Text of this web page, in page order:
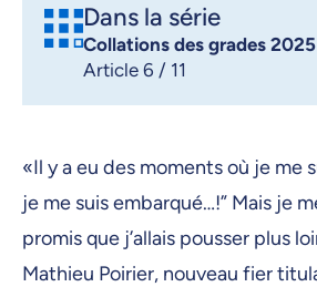
Dans la série
Collations des grades 2025
Article 6 / 11
«Il y a eu des moments où je me
je me suis embarqué…!” Mais je
promis que j’allais pousser plus
Mathieu Poirier, nouveau fier